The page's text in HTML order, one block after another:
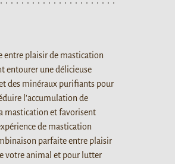
entre plaisir de mastication
entourer une délicieuse
des minéraux purifiants pour
l'accumulation de
mastication et favorisent
de mastication
parfaite entre plaisir
votre animal et pour lutter